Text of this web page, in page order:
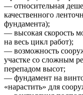
— относительная
качественного
фундамента);
— высокая скорость
на весь цикл работ);
— возможность
участке со сложным
перепадом высот;
— фундамент на
«нарастить» для